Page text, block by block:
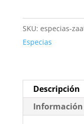
Mezcla
de
Especias
Medio
cantidad
SKU: especias-
Especias
Descripción